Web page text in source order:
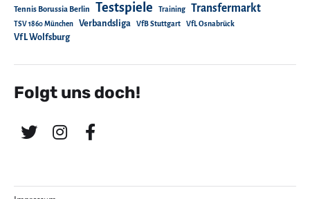
Tennis Borussia Berlin Testspiele Training Transfermarkt
TSV 1860 München Verbandsliga VfB Stuttgart VfL Osnabrück
VfL Wolfsburg
Folgt uns doch!